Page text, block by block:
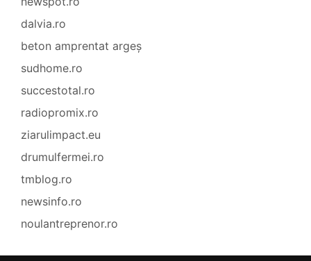
dalvia.ro
beton amprentat argeș
sudhome.ro
succestotal.ro
radiopromix.ro
ziarulimpact.eu
drumulfermei.ro
tmblog.ro
newsinfo.ro
noulantreprenor.ro